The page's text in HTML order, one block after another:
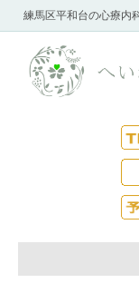
練馬区平和台の心療内